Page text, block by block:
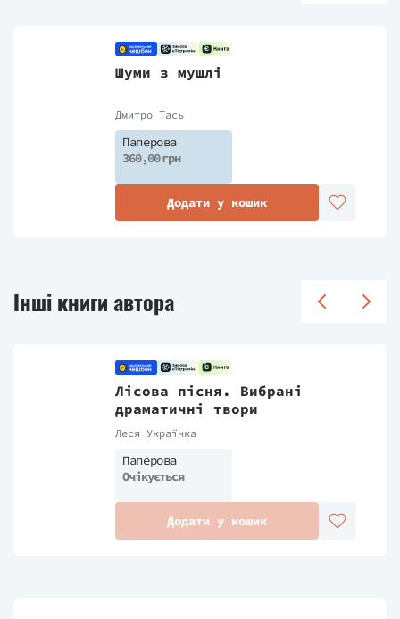
Шуми з мушлі
Дмитро Тась
Паперова
360,00 грн
Додати у кошик
Інші книги автора
Лісова пісня. Вибрані
драматичні твори
Леся Українка
Паперова
Очікується
Додати у кошик